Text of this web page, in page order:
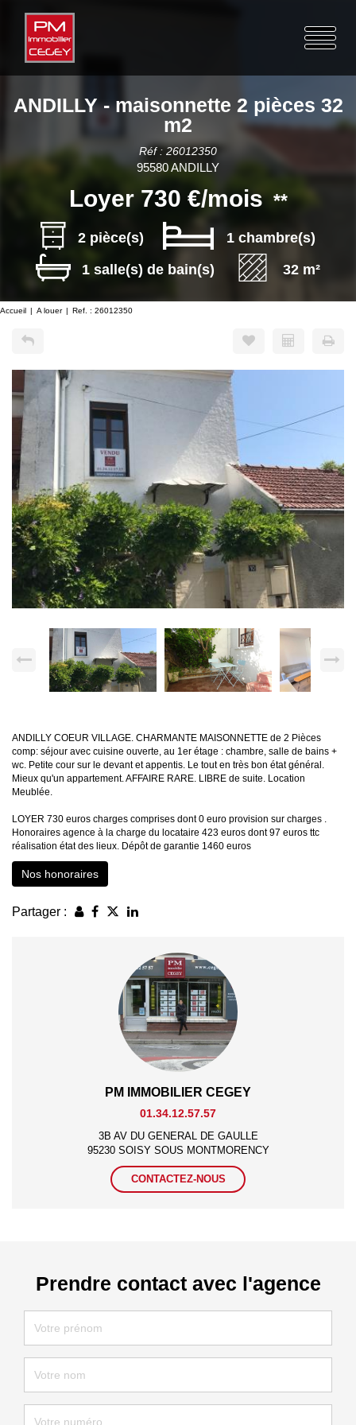
ANDILLY - maisonnette 2 pièces 32
m2
Réf : 26012350
95580 ANDILLY
Loyer 730 €/mois **
2 pièce(s)
1 chambre(s)
1 salle(s) de bain(s)
32 m²
Accueil A louer Ref. : 26012350
ANDILLY COEUR VILLAGE. CHARMANTE MAISONNETTE de 2 Pièces
comp: séjour avec cuisine ouverte, au 1er étage : chambre, salle de bains +
wc. Petite cour sur le devant et appentis. Le tout en très bon état général.
Mieux qu'un appartement. AFFAIRE RARE. LIBRE de suite. Location
Meublée.
LOYER 730 euros charges comprises dont 0 euro provision sur charges .
Honoraires agence à la charge du locataire 423 euros dont 97 euros ttc
réalisation état des lieux. Dépôt de garantie 1460 euros
Nos honoraires
Partager :
PM IMMOBILIER CEGEY
01.34.12.57.57
3B AV DU GENERAL DE GAULLE
95230 SOISY SOUS MONTMORENCY
CONTACTEZ-NOUS
Prendre contact avec l'agence